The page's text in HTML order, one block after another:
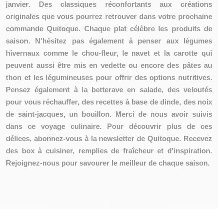
janvier. Des classiques réconfortants aux créations
originales que vous pourrez retrouver dans votre prochaine
commande Quitoque. Chaque plat célèbre les produits de
saison. N'hésitez pas également à penser aux légumes
hivernaux comme le chou-fleur, le navet et la carotte qui
peuvent aussi être mis en vedette ou encore des pâtes au
thon et les légumineuses pour offrir des options nutritives.
Pensez également à la betterave en salade, des veloutés
pour vous réchauffer, des recettes à base de dinde, des noix
de saint-jacques, un bouillon. Merci de nous avoir suivis
dans ce voyage culinaire. Pour découvrir plus de ces
délices, abonnez-vous à la newsletter de Quitoque. Recevez
des box à cuisiner, remplies de fraîcheur et d'inspiration.
Rejoignez-nous pour savourer le meilleur de chaque saison.